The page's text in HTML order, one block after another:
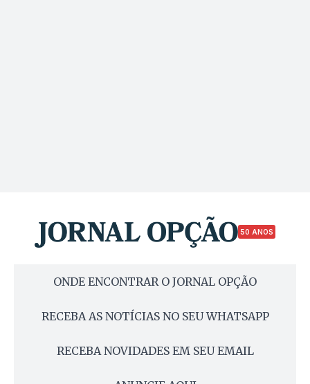
50 ANOS
ONDE ENCONTRAR O JORNAL OPÇÃO
RECEBA AS NOTÍCIAS NO SEU WHATSAPP
RECEBA NOVIDADES EM SEU EMAIL